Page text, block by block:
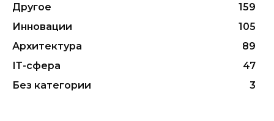
Другое
159
Инновации
105
Архитектура
89
ІТ-сфера
47
Без категории
3